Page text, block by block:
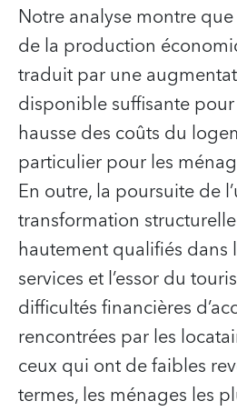
Notre analyse montre que
de la production
traduit par une
disponible suffisante
hausse des coûts du
particulier pour les
En outre, la poursuite de
transformation
hautement qualifiés dans
services et l’essor du
difficultés financières
rencontrées par les
ceux qui ont de faibles
termes, les ménages les